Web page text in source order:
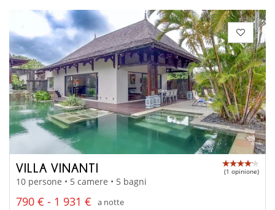
VILLA VINANTI (1 opinione)
10 persone • 5 camere • 5 bagni
790 € - 1 931 €
a notte